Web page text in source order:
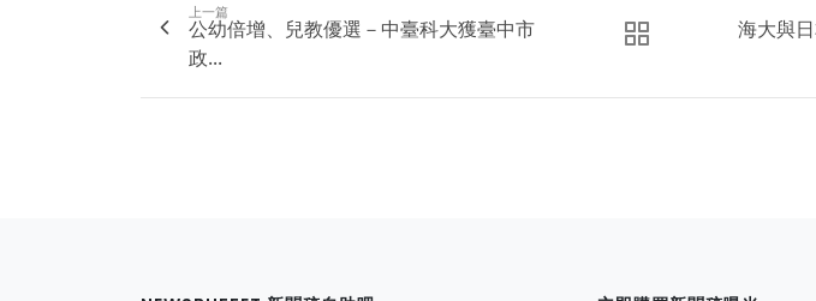
上一篇
公幼倍增、兒教優選－中臺科大獲臺中市
政...
海大與